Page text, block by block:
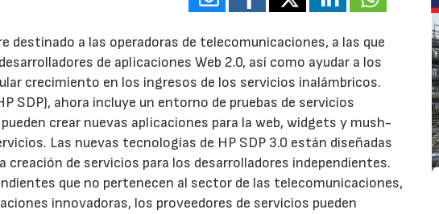
a las operadoras de telecomunicaciones, a las que
de aplicaciones Web 2.0, así como ayudar a los
crecimiento en los ingresos de los servicios inalámbricos.
SDP), ahora incluye un entorno de pruebas de servicios
crear nuevas aplicaciones para la web, widgets y mush-
Las nuevas tecnologías de HP SDP 3.0 están diseñadas
de servicios para los desarrolladores independientes.
que no pertenecen al sector de las telecomunicaciones,
innovadoras, los proveedores de servicios pueden